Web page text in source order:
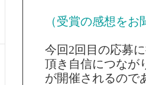
（受賞の感想を
今回2回目の応募
頂き自信につなが
が開催されるので